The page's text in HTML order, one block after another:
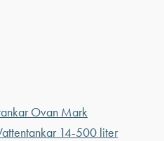
Ovan Mark
14-500 liter